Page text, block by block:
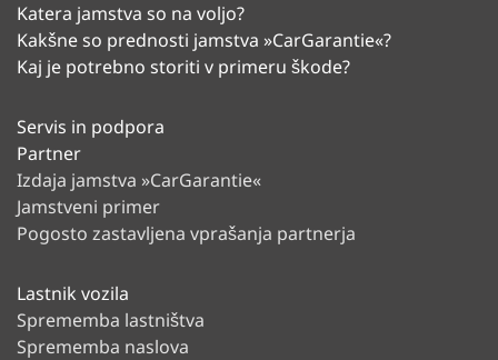
Katera jamstva so na voljo?
Kakšne so prednosti jamstva »CarGarantie«?
Kaj je potrebno storiti v primeru škode?
Servis in podpora
Partner
Izdaja jamstva »CarGarantie«
Jamstveni primer
Pogosto zastavljena vprašanja partnerja
Lastnik vozila
Sprememba lastništva
Sprememba naslova